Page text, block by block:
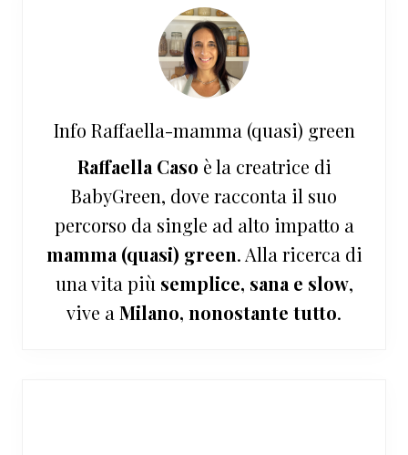
Info Raffaella-mamma (quasi) green
Raffaella Caso è la creatrice di
BabyGreen, dove racconta il suo
percorso da single ad alto impatto a
mamma (quasi) green. Alla ricerca di
una vita più semplice, sana e slow,
vive a Milano, nonostante tutto.